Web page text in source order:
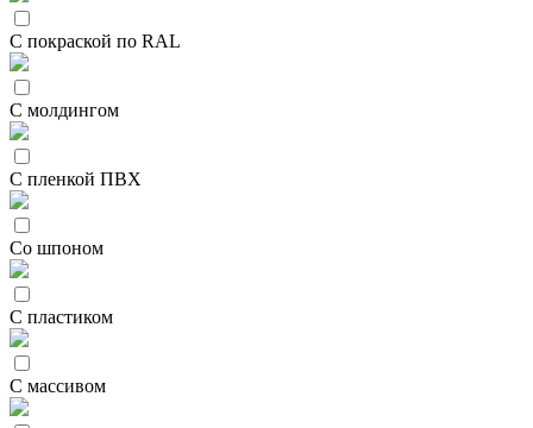
С покраской по RAL
С молдингом
С пленкой ПВХ
Со шпоном
С пластиком
С массивом